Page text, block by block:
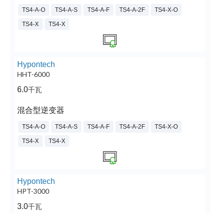
TS4-A-O TS4-A-S TS4-A-F TS4-A-2F TS4-X-O
TS4-X TS4-X
Hypontech
HHT-6000
6.0千瓦
混合型逆变器
TS4-A-O TS4-A-S TS4-A-F TS4-A-2F TS4-X-O
TS4-X TS4-X
Hypontech
HPT-3000
3.0千瓦